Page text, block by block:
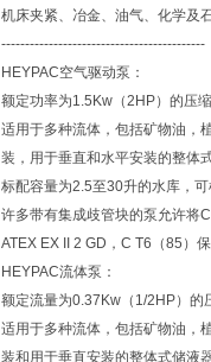
机床夹紧、冶金、油气、化学及
-------------------------------------------
HEYPAC空气驱动泵：
额定功率为1.5Kw（2HP）的压
适用于多种流体，包括矿物油，
装，用于垂直和水平安装的整体
标配容量为2.5至30升的水库，
许多带有集成歧管块的泵允许将
ATEX EX II 2 GD，C T6（85）
HEYPAC流体泵：
额定流量为0.37Kw（1/2HP）的
适用于多种流体，包括矿物油，
装和用于垂直安装的整体式储液